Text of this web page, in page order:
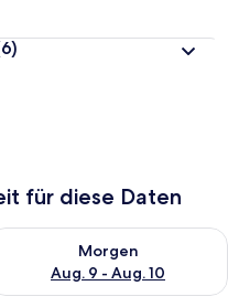
für diese Daten
Nacht, Aug. 8 - Aug. 9.
Morgen
Aug. 9 - Aug. 10
die Verfügbarkeit